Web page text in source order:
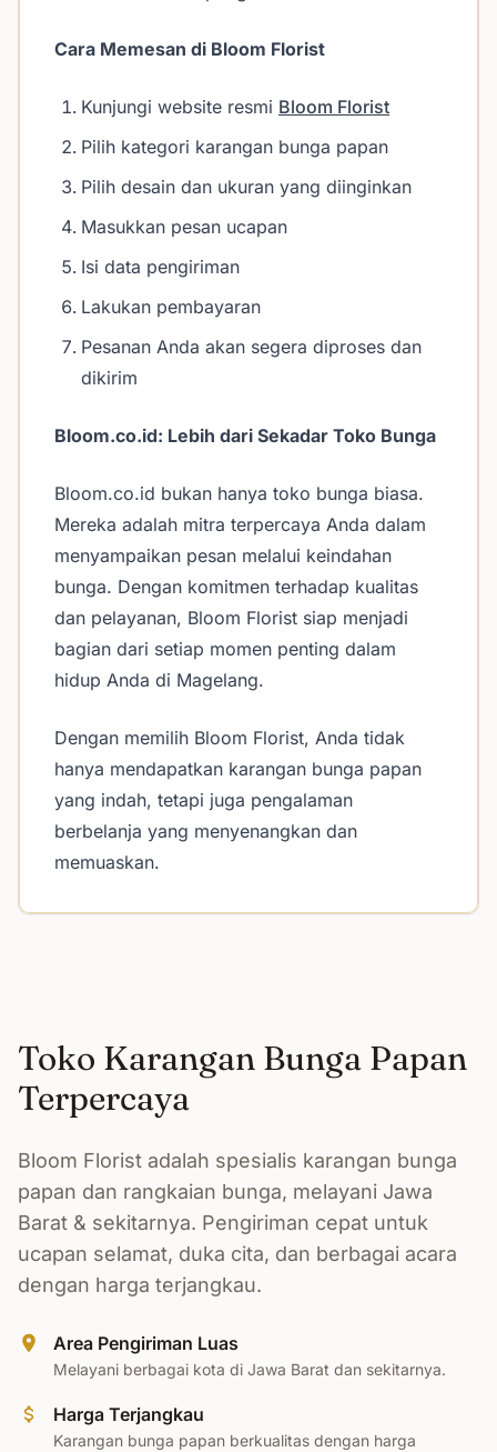
Cara Memesan di Bloom Florist
Kunjungi website resmi Bloom Florist
Pilih kategori karangan bunga papan
Pilih desain dan ukuran yang diinginkan
Masukkan pesan ucapan
Isi data pengiriman
Lakukan pembayaran
Pesanan Anda akan segera diproses dan
dikirim
Bloom.co.id: Lebih dari Sekadar Toko Bunga
Bloom.co.id bukan hanya toko bunga biasa.
Mereka adalah mitra terpercaya Anda dalam
menyampaikan pesan melalui keindahan
bunga. Dengan komitmen terhadap kualitas
dan pelayanan, Bloom Florist siap menjadi
bagian dari setiap momen penting dalam
hidup Anda di Magelang.
Dengan memilih Bloom Florist, Anda tidak
hanya mendapatkan karangan bunga papan
yang indah, tetapi juga pengalaman
berbelanja yang menyenangkan dan
memuaskan.
Toko Karangan Bunga Papan
Terpercaya
Bloom Florist adalah spesialis karangan bunga
papan dan rangkaian bunga, melayani Jawa
Barat & sekitarnya. Pengiriman cepat untuk
ucapan selamat, duka cita, dan berbagai acara
dengan harga terjangkau.
Area Pengiriman Luas
Melayani berbagai kota di Jawa Barat dan sekitarnya.
Harga Terjangkau
Karangan bunga papan berkualitas dengan harga